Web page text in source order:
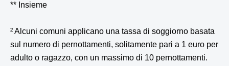
** Insieme
² Alcuni comuni applicano una tassa di soggiorno basata
sul numero di pernottamenti, solitamente pari a 1 euro per
adulto o ragazzo, con un massimo di 10 pernottamenti.